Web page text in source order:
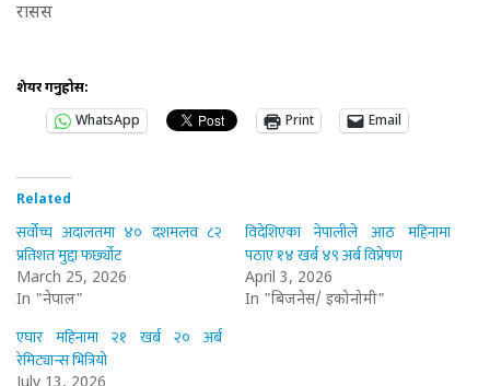
रासस
शेयर गर्नुहोस:
WhatsApp
Print Email
Related
सर्वोच्च अदालतमा ४० दशमलव ८२
प्रतिशत मुद्दा फर्छ्योट
March 25, 2026
In "नेपाल"
विदेशिएका नेपालीले आठ महिनामा
पठाए १४ खर्ब ४९ अर्ब विप्रेषण
April 3, 2026
In "बिजनेस/ इकोनोमी"
एघार महिनामा २१ खर्ब २० अर्ब
रेमिट्यान्स भित्रियो